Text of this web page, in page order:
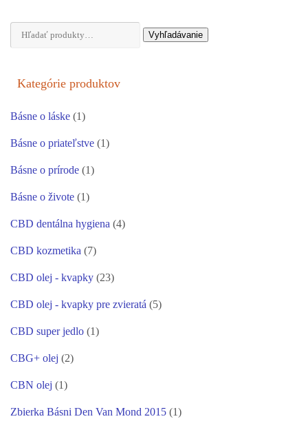
Hľadať: Vyhľadávanie
Kategórie produktov
Básne o láske (1)
Básne o priateľstve (1)
Básne o prírode (1)
Básne o živote (1)
CBD dentálna hygiena (4)
CBD kozmetika (7)
CBD olej - kvapky (23)
CBD olej - kvapky pre zvieratá (5)
CBD super jedlo (1)
CBG+ olej (2)
CBN olej (1)
Zbierka Básni Den Van Mond 2015 (1)